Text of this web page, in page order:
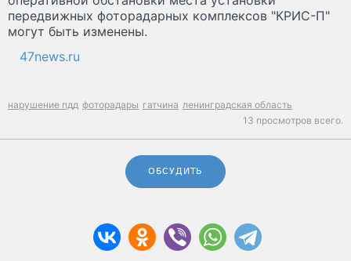
передвижных фоторадарных комплексов "КРИС-П"
могут быть изменены.
47news.ru
нарушение пдд фоторадары гатчина ленинградская область
13 просмотров всего.
ОБСУДИТЬ